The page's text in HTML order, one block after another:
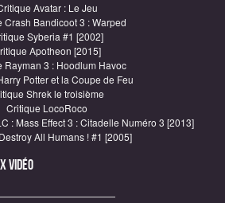
Avatar : Le Jeu
Crash Bandicoot 3 : Warped
Syberia #1 [2002]
Apotheon [2015]
Rayman 3 : Hoodlum Havoc
Potter et la Coupe de Feu
Shrek le troisième
Critique LocoRoco
: Mass Effect 3 : Citadelle Numéro 3 [2013]
All Humans ! #1 [2005]
vidéo